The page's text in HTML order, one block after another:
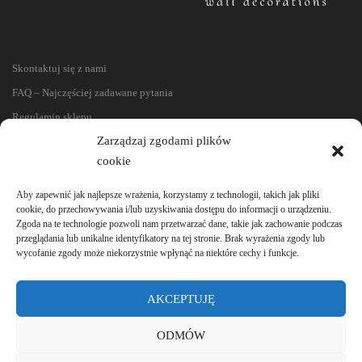
Zarządzaj zgodami plików
cookie
Aby zapewnić jak najlepsze wrażenia, korzystamy z technologii, takich jak pliki
cookie, do przechowywania i/lub uzyskiwania dostępu do informacji o urządzeniu.
Zgoda na te technologie pozwoli nam przetwarzać dane, takie jak zachowanie podczas
przeglądania lub unikalne identyfikatory na tej stronie. Brak wyrażenia zgody lub
wycofanie zgody może niekorzystnie wpłynąć na niektóre cechy i funkcje.
AKCEPTUJĘ
ODMÓW
Skontaktuj się z nami
FAQ – Najczęściej zadawane pytania
Regulamin sklepu
Reklamacje i zwroty
Polityka prywatności